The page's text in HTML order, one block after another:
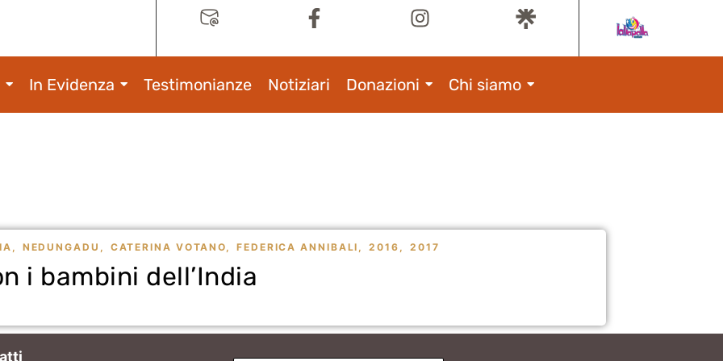
In Evidenza Testimonianze Notiziari Donazioni Chi siamo
, NEDUNGADU , CATERINA VOTANO, FEDERICA ANNIBALI , 2016 , 2017
i bambini dell’India